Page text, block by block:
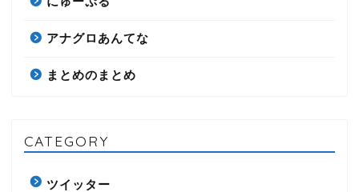
アナグロあんてな
まとめのまとめ
CATEGORY
ツイッター